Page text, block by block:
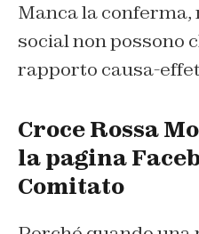
Manca la conferma,
social non possono
rapporto causa-
Croce Rossa
la pagina
Comitato